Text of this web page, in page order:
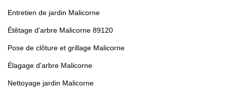
Entretien de jardin Malicorne
Étêtage d'arbre Malicorne 89120
Pose de clôture et grillage Malicorne
Élagage d'arbre Malicorne
Nettoyage jardin Malicorne